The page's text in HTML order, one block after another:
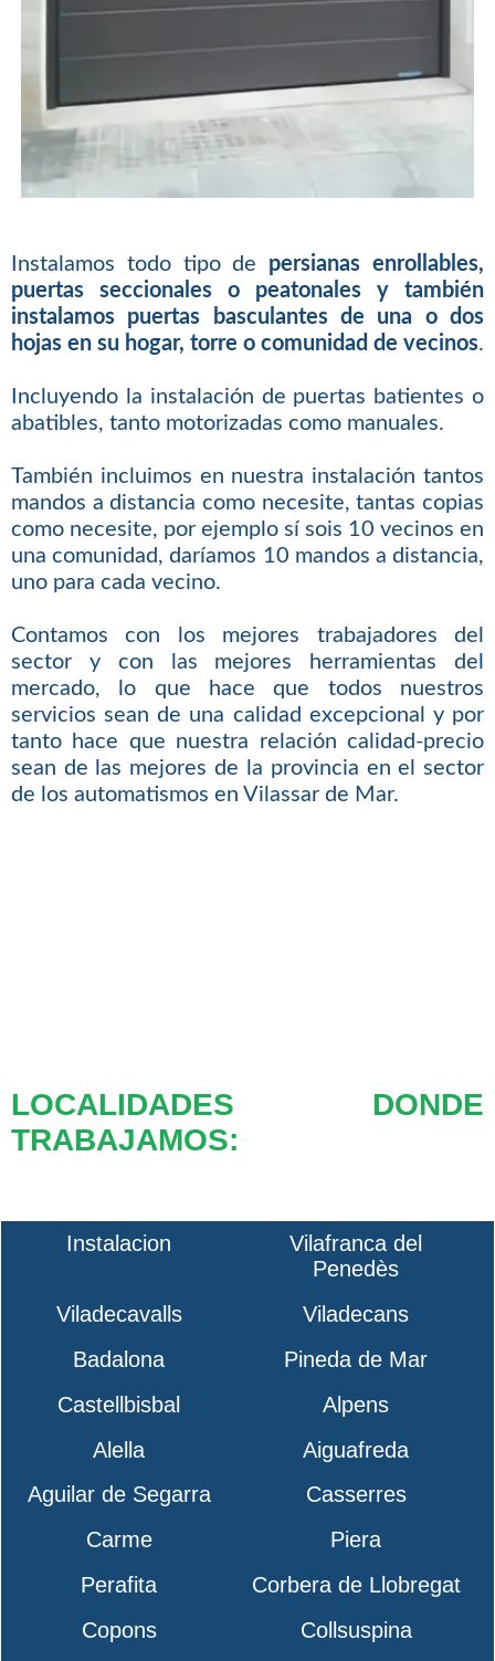
Instalamos todo tipo de persianas enrollables,
puertas seccionales o peatonales y también
instalamos puertas basculantes de una o dos
hojas en su hogar, torre o comunidad de vecinos.
Incluyendo la instalación de puertas batientes o
abatibles, tanto motorizadas como manuales.
También incluimos en nuestra instalación tantos
mandos a distancia como necesite, tantas copias
como necesite, por ejemplo sí sois 10 vecinos en
una comunidad, daríamos 10 mandos a distancia,
uno para cada vecino.
Contamos con los mejores trabajadores del
sector y con las mejores herramientas del
mercado, lo que hace que todos nuestros
servicios sean de una calidad excepcional y por
tanto hace que nuestra relación calidad-precio
sean de las mejores de la provincia en el sector
de los automatismos en Vilassar de Mar.
LOCALIDADES DONDE
TRABAJAMOS:
Instalacion
Vilafranca del
Penedès
Viladecavalls
Viladecans
Badalona
Pineda de Mar
Castellbisbal
Alpens
Alella
Aiguafreda
Aguilar de Segarra
Casserres
Carme
Piera
Perafita
Corbera de Llobregat
Copons
Collsuspina